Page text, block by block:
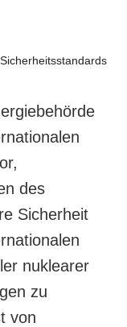
des
Sicherheit
nuklearer
zu
von